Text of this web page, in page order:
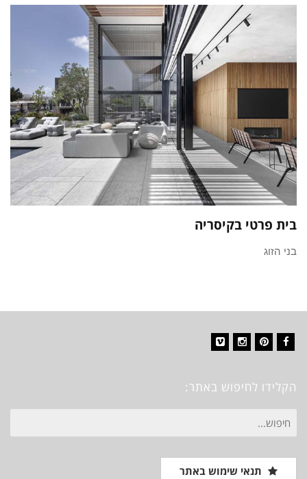
בית פרטי בקיסריה
בני הזוג
הקלידו לחיפוש באתר:
חיפוש
עבור:
תנאי שימוש באתר